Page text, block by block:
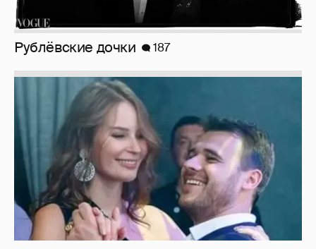
Рублёвские дочки 187